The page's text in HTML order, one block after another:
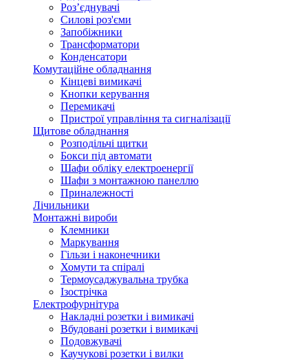
Роз’єднувачі
Силові роз'єми
Запобіжники
Трансформатори
Конденсатори
Комутаційне обладнання
Кінцеві вимикачі
Кнопки керування
Перемикачі
Пристрої управління та сигналізації
Щитове обладнання
Розподільчі щитки
Бокси під автомати
Шафи обліку електроенергії
Шафи з монтажною панеллю
Приналежності
Лічильники
Монтажні вироби
Клемники
Маркування
Гільзи і наконечники
Хомути та спіралі
Термоусаджувальна трубка
Ізострічка
Електрофурнітура
Накладні розетки і вимикачі
Вбудовані розетки і вимикачі
Подовжувачі
Каучукові розетки і вилки